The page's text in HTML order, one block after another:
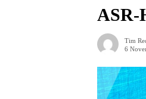
ASR-
Tim
6